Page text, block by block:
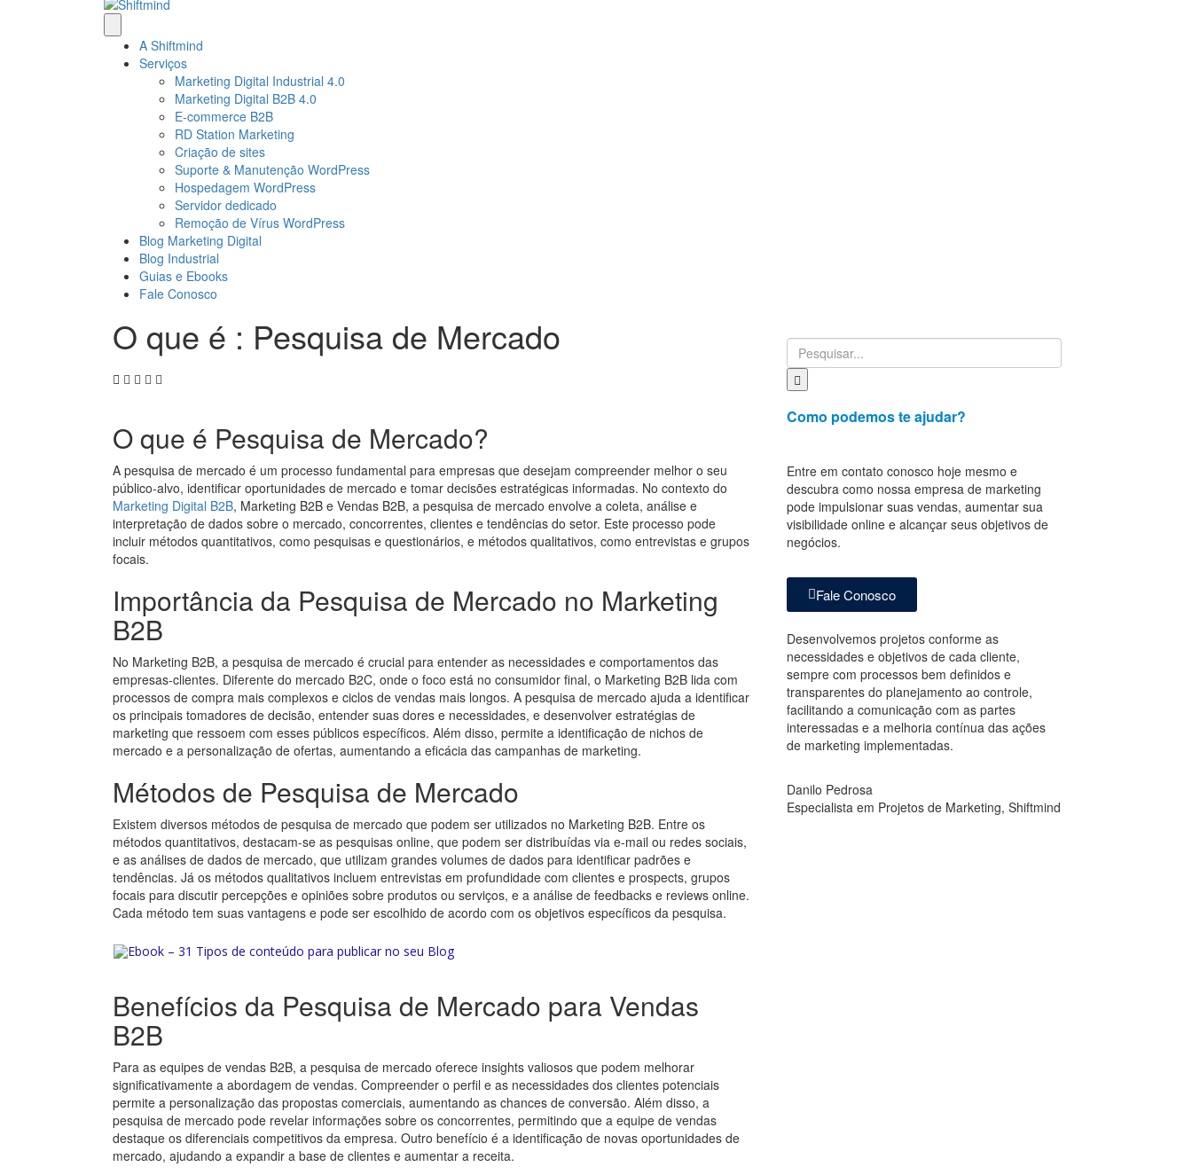
A Shiftmind
Serviços
Marketing Digital Industrial 4.0
Marketing Digital B2B 4.0
E-commerce B2B
RD Station Marketing
Criação de sites
Suporte & Manutenção WordPress
Hospedagem WordPress
Servidor dedicado
Remoção de Vírus WordPress
Blog Marketing Digital
Blog Industrial
Guias e Ebooks
Fale Conosco
O que é : Pesquisa de Mercado
O que é Pesquisa de Mercado?
A pesquisa de mercado é um processo fundamental para empresas que desejam compreender melhor o seu
público-alvo, identificar oportunidades de mercado e tomar decisões estratégicas informadas. No contexto do
Marketing Digital B2B, Marketing B2B e Vendas B2B, a pesquisa de mercado envolve a coleta, análise e
interpretação de dados sobre o mercado, concorrentes, clientes e tendências do setor. Este processo pode
incluir métodos quantitativos, como pesquisas e questionários, e métodos qualitativos, como entrevistas e grupos
focais.
Importância da Pesquisa de Mercado no Marketing
B2B
No Marketing B2B, a pesquisa de mercado é crucial para entender as necessidades e comportamentos das
empresas-clientes. Diferente do mercado B2C, onde o foco está no consumidor final, o Marketing B2B lida com
processos de compra mais complexos e ciclos de vendas mais longos. A pesquisa de mercado ajuda a identificar
os principais tomadores de decisão, entender suas dores e necessidades, e desenvolver estratégias de
marketing que ressoem com esses públicos específicos. Além disso, permite a identificação de nichos de
mercado e a personalização de ofertas, aumentando a eficácia das campanhas de marketing.
Métodos de Pesquisa de Mercado
Existem diversos métodos de pesquisa de mercado que podem ser utilizados no Marketing B2B. Entre os
métodos quantitativos, destacam-se as pesquisas online, que podem ser distribuídas via e-mail ou redes sociais,
e as análises de dados de mercado, que utilizam grandes volumes de dados para identificar padrões e
tendências. Já os métodos qualitativos incluem entrevistas em profundidade com clientes e prospects, grupos
focais para discutir percepções e opiniões sobre produtos ou serviços, e a análise de feedbacks e reviews online.
Cada método tem suas vantagens e pode ser escolhido de acordo com os objetivos específicos da pesquisa.
Benefícios da Pesquisa de Mercado para Vendas
B2B
Para as equipes de vendas B2B, a pesquisa de mercado oferece insights valiosos que podem melhorar
significativamente a abordagem de vendas. Compreender o perfil e as necessidades dos clientes potenciais
permite a personalização das propostas comerciais, aumentando as chances de conversão. Além disso, a
pesquisa de mercado pode revelar informações sobre os concorrentes, permitindo que a equipe de vendas
destaque os diferenciais competitivos da empresa. Outro benefício é a identificação de novas oportunidades de
mercado, ajudando a expandir a base de clientes e aumentar a receita.
Como podemos te ajudar?
Entre em contato conosco hoje mesmo e
descubra como nossa empresa de marketing
pode impulsionar suas vendas, aumentar sua
visibilidade online e alcançar seus objetivos de
negócios.
Fale Conosco
Desenvolvemos projetos conforme as
necessidades e objetivos de cada cliente,
sempre com processos bem definidos e
transparentes do planejamento ao controle,
facilitando a comunicação com as partes
interessadas e a melhoria contínua das ações
de marketing implementadas.
Danilo Pedrosa
Especialista em Projetos de Marketing, Shiftmind